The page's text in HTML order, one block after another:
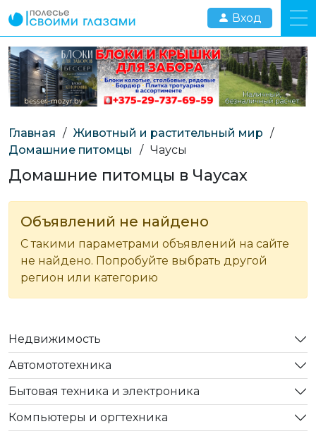
Вход
Главная / Животный и растительный мир /
Домашние питомцы
/ Чаусы
Домашние питомцы в Чаусах
Объявлений не найдено
С такими параметрами объявлений на сайте
не найдено. Попробуйте выбрать другой
регион или категорию
Недвижимость
Автомототехника
Бытовая техника и электроника
Компьютеры и оргтехника